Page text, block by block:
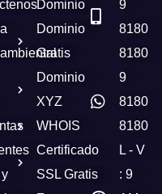
Dominio
Dominio
Gratis
Dominio
XYZ
WHOIS
Certificado
SSL Gratis
9
8180
8180
9
8180
8180
L - V
: 9